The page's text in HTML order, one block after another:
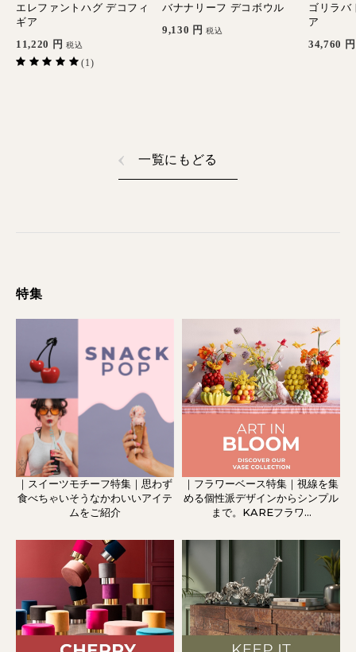
エレファントハグ デコフィ
ギア
11,220 円 税込
(1)
バナナリーフ デコボウル
9,130 円 税込
ゴリラバ
ア
34,760 円
一覧にもどる
特集
｜スイーツモチーフ特集｜思わず
食べちゃいそうなかわいいアイテ
ムをご紹介
｜フラワーベース特集｜視線を集
める個性派デザインからシンプル
まで。KAREフラワ...